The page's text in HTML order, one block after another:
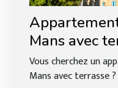
Mans avec
agence
Vous cherchez un
Mans avec terrasse